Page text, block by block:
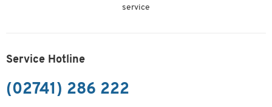
service
Service Hotline
(02741) 286 222